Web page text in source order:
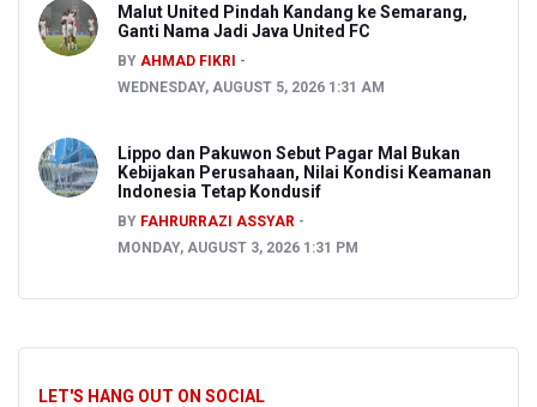
Malut United Pindah Kandang ke Semarang,
Ganti Nama Jadi Java United FC
BY AHMAD FIKRI
WEDNESDAY, AUGUST 5, 2026 1:31 AM
Lippo dan Pakuwon Sebut Pagar Mal Bukan
Kebijakan Perusahaan, Nilai Kondisi Keamanan
Indonesia Tetap Kondusif
BY FAHRURRAZI ASSYAR
MONDAY, AUGUST 3, 2026 1:31 PM
LET'S HANG OUT ON SOCIAL